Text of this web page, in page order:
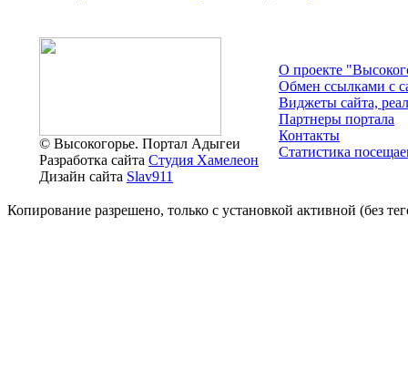
© Высокогорье. Портал Адыгеи
Разработка сайта Студия Хамелеон
Дизайн сайта Slav911
О проекте
Обмен ссылками c
Виджеты сайта,
Партнеры портала
Контакты
Статистика
Копирование разрешено, только с установкой активной (без